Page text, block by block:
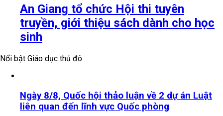
An Giang tổ chức Hội thi tuyên
truyền, giới thiệu sách dành cho học
sinh
Nổi bật Giáo dục thủ đô
Ngày 8/8, Quốc hội thảo luận về 2 dự án Luật
liên quan đến lĩnh vực Quốc phòng